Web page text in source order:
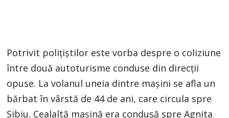
Potrivit polițiștilor este vorba despre o coliziune
între două autoturisme conduse din direcții
opuse. La volanul uneia dintre mașini se afla un
bărbat în vârstă de 44 de ani, care circula spre
Sibiu. Cealaltă mașină era condusă spre Agnita